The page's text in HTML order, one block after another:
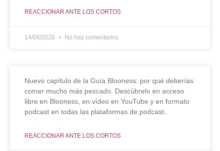
REACCIONAR ANTE LOS CORTOS
14/06/2026 No hay comentarios
Nuevo capítulo de la Guía Blooness: por qué deberías
comer mucho más pescado. Descúbrelo en acceso
libre en Blooness, en vídeo en YouTube y en formato
podcast en todas las plataformas de podcast.
REACCIONAR ANTE LOS CORTOS